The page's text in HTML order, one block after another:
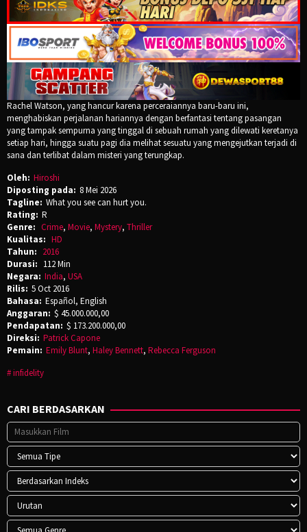
Rachel Watson, yang hancur karena perceraiannya baru-baru ini,
menghabiskan perjalanan hariannya dengan berfantasi tentang pasangan
yang tampak sempurna yang tinggal di sebuah rumah yang dilewati keretanya
setiap hari, hingga suatu pagi dia melihat sesuatu yang mengejutkan terjadi di
sana dan terlibat dalam misteri yang terungkap.
Oleh: Hiroshi
Diposting pada: 8 Mei 2026
Tagline: What you see can hurt you.
Rating: R
Genre: Crime, Movie, Mystery, Thriller
Kualitas: HD
Tahun: 2016
Durasi: 112 Min
Negara: India, USA
Rilis: 5 Oct 2016
Bahasa: Español, English
Anggaran: $ 45.000.000,00
Pendapatan: $ 173.200.000,00
Direksi: Patrick Capone
Pemain: Emily Blunt, Haley Bennett, Rebecca Ferguson
infidelity
CARI BERDASARKAN